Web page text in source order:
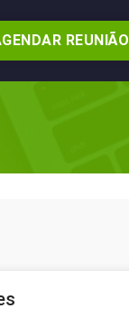
REUNIÃO